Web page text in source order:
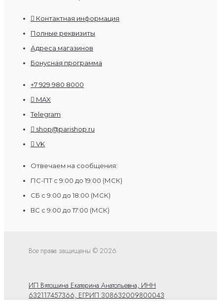
Контактная информация
Полные реквизиты
Адреса магазинов
Бонусная программа
+7 929 980 8000
MAX
Telegram
shop@parishop.ru
VK
Отвечаем на сообщения:
ПС-ПТ с 9:00 до 19:00 (МСК)
СБ с 9:00 до 18:00 (МСК)
ВС с 9:00 до 17:00 (МСК)
Все права защищены © 2026
ИП Вятошина Екатерина Анатольевна, ИНН
632117457366, ЕГРИП 308632009800043